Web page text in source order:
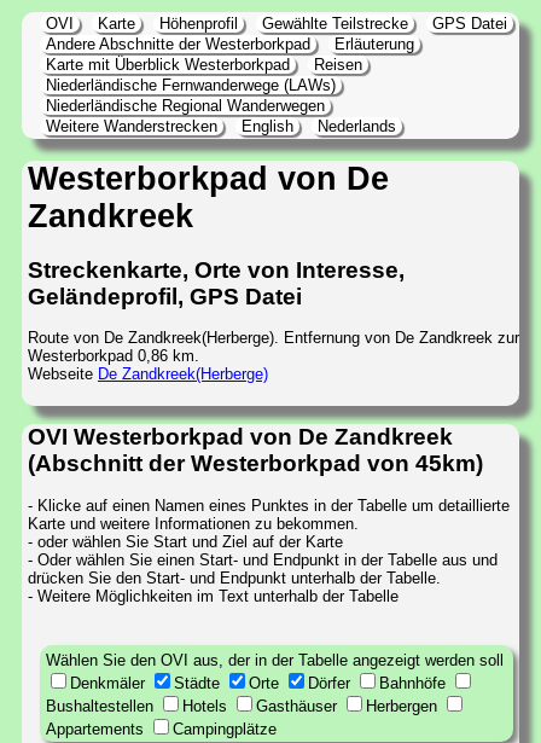
OVI Karte Höhenprofil Gewählte Teilstrecke
GPS Datei
Andere Abschnitte der Westerborkpad
Erläuterung
Karte mit Überblick Westerborkpad
Reisen
Niederländische Fernwanderwege (LAWs)
Niederländische Regional Wanderwegen
Weitere Wanderstrecken
English Nederlands
Westerborkpad von De
Zandkreek
Streckenkarte, Orte von Interesse,
Geländeprofil, GPS Datei
Route von De Zandkreek(Herberge). Entfernung von De Zandkreek zur
Westerborkpad 0,86 km.
Webseite De Zandkreek(Herberge)
OVI Westerborkpad von De Zandkreek
(Abschnitt der Westerborkpad von 45km)
- Klicke auf einen Namen eines Punktes in der Tabelle um detaillierte
Karte und weitere Informationen zu bekommen.
- oder wählen Sie Start und Ziel auf der Karte
- Oder wählen Sie einen Start- und Endpunkt in der Tabelle aus und
drücken Sie den Start- und Endpunkt unterhalb der Tabelle.
- Weitere Möglichkeiten im Text unterhalb der Tabelle
Wählen Sie den OVI aus, der in der Tabelle angezeigt werden soll
Denkmäler
Städte Orte Dörfer
Bahnhöfe
Bushaltestellen
Hotels Gasthäuser
Herbergen
Appartements
Campingplätze